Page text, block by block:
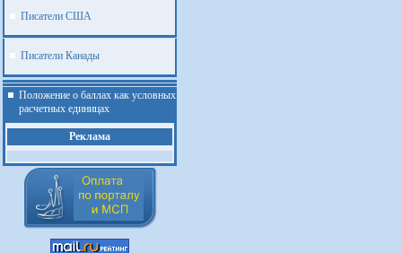
Писатели США
Писатели Канады
Положение о баллах как условных
расчетных единицах
Реклама